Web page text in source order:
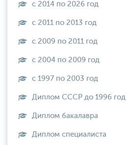
с 2014 по 2026 год
с 2011 по 2013 год
с 2009 по 2011 год
с 2004 по 2009 год
с 1997 по 2003 год
Диплом СССР до 1996 год
Диплом бакалавра
Диплом специалиста